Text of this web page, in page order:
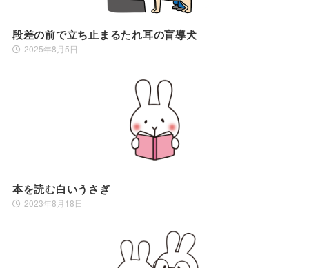
段差の前で立ち止まるたれ耳の盲導犬
2025年8月5日
本を読む白いうさぎ
2023年8月18日